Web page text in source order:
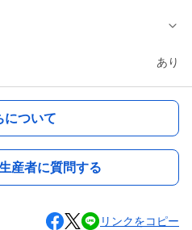
あり
について
産者に質問する
リンクをコピー